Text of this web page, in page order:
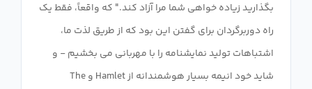
بگذارید زیاده خواهی شما مرا آزاد کند." که واقعاً، فقط یک
راه دوربرگردان برای گفتن این بود که از طریق لذت ما،
اشتباهات تولید نمایشنامه را با مهربانی می بخشیم - و
شاید خود انیمه بسیار هوشمندانه از Hamlet و The